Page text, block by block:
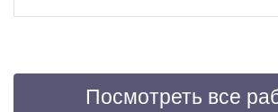
Посмотреть все